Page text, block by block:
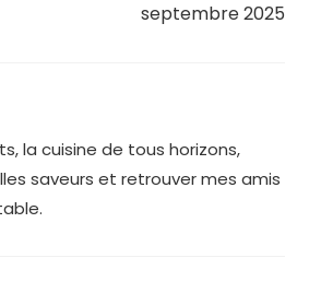
septembre 2025
la cuisine de tous horizons,
saveurs et retrouver mes amis